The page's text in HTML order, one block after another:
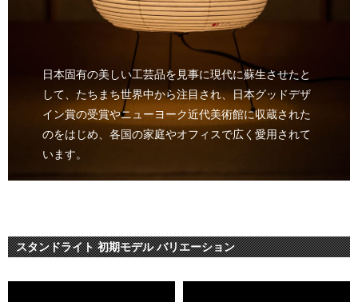
日本固有の美しい工芸品を見事に現代に蘇生させたと
して、たちまち世界中から注目され、日本グッドデザ
イン賞の受賞やニューヨーク近代美術館に収蔵された
のをはじめ、各国の家庭やオフィスで広く愛用されて
います。
スタンドライト 初期モデル バリエーション